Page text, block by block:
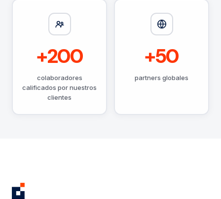
+200
colaboradores
calificados por nuestros
clientes
+50
partners globales